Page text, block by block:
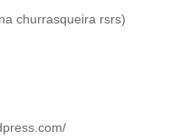
churrasqueira rsrs)